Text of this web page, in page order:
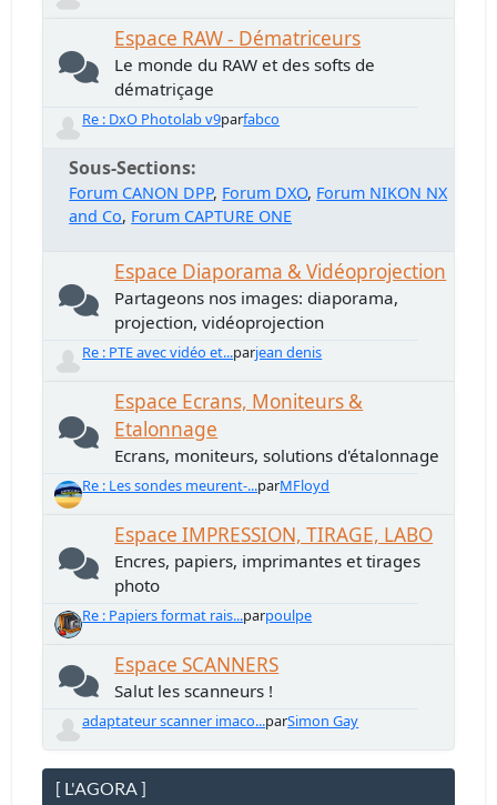
Espace RAW - Dématriceurs
Le monde du RAW et des softs de
dématriçage
Re : DxO Photolab v9parfabco
Sous-Sections
Forum CANON DPP Forum DXO Forum NIKON NX
and Co Forum CAPTURE ONE
Espace Diaporama & Vidéoprojection
Partageons nos images: diaporama,
projection, vidéoprojection
Re : PTE avec vidéo et...parjean denis
Espace Ecrans, Moniteurs &
Etalonnage
Ecrans, moniteurs, solutions d'étalonnage
Re : Les sondes meurent-...parMFloyd
Espace IMPRESSION, TIRAGE, LABO
Encres, papiers, imprimantes et tirages
photo
Re : Papiers format rais...parpoulpe
Espace SCANNERS
Salut les scanneurs !
adaptateur scanner imaco...parSimon Gay
[ L'AGORA ]